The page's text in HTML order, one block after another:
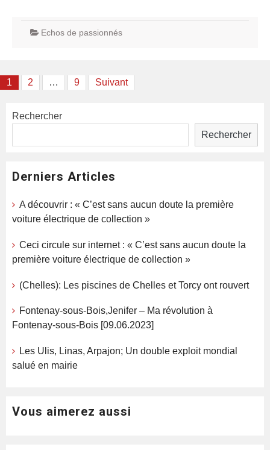
Echos de passionnés
Pagination
publications
1 2 … 9 Suivant
Rechercher
Rechercher
Derniers Articles
A découvrir : « C’est sans aucun doute la première
voiture électrique de collection »
Ceci circule sur internet : « C’est sans aucun doute la
première voiture électrique de collection »
(Chelles): Les piscines de Chelles et Torcy ont rouvert
Fontenay-sous-Bois,Jenifer – Ma révolution à
Fontenay-sous-Bois [09.06.2023]
Les Ulis, Linas, Arpajon; Un double exploit mondial
salué en mairie
Vous aimerez aussi